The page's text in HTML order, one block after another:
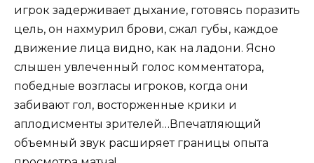
игрок задерживает дыхание, готовясь поразить
цель, он нахмурил брови, сжал губы, каждое
движение лица видно, как на ладони. Ясно
слышен увлеченный голос комментатора,
победные возгласы игроков, когда они
забивают гол, восторженные крики и
аплодисменты зрителей…Впечатляющий
объемный звук расширяет границы опыта